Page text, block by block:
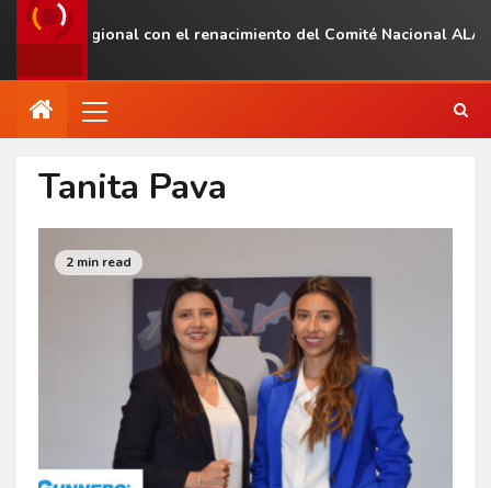
regional con el renacimiento del Comité Nacional ALAS
Tanita Pava
2 min read